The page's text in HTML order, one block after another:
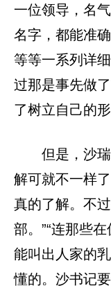
一位领导，名
名字，都能准
等等一系列详
过那是事先做
了树立自己的形
但是，沙
解可就不一样
真的了解。不
部。”“连那些
能叫出人家的
懂的。沙书记